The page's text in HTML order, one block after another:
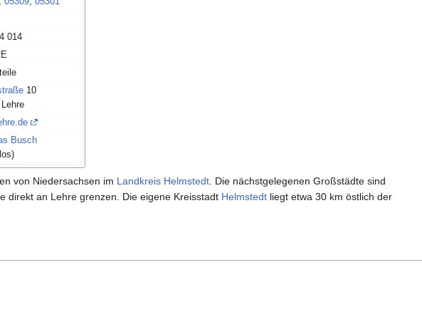
014
10
Busch
von Niedersachsen im Landkreis Helmstedt . Die nächstgelegenen Großstädte sind
direkt an Lehre grenzen. Die eigene Kreisstadt Helmstedt liegt etwa 30 km östlich der